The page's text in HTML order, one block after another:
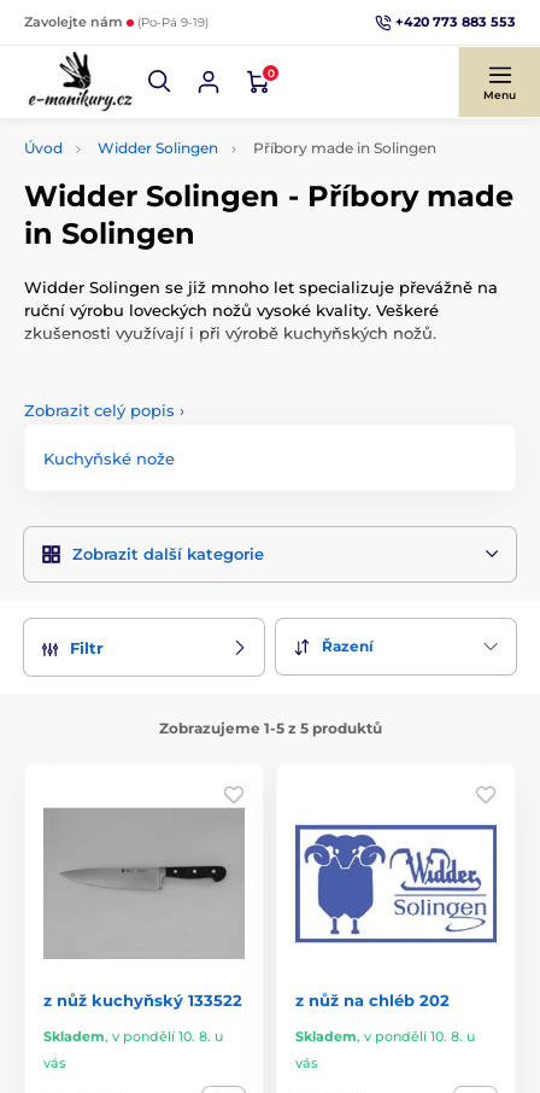
Zavolejte nám (Po-Pá 9-19) +420 773 883 553
0
Menu
Úvod Widder Solingen Příbory made in Solingen
Widder Solingen - Příbory made
in Solingen
Widder Solingen se již mnoho let specializuje převážně na
ruční výrobu loveckých nožů vysoké kvality. Veškeré
zkušenosti využívají i při výrobě kuchyňských nožů.
Zobrazit celý popis ›
Kuchyňské nože
Zobrazit další kategorie
Filtr Řazení
Zobrazujeme 1-5 z 5 produktů
z nůž kuchyňský 133522
Skladem, v pondělí 10. 8. u
vás
z nůž na chléb 202
Skladem, v pondělí 10. 8. u
vás